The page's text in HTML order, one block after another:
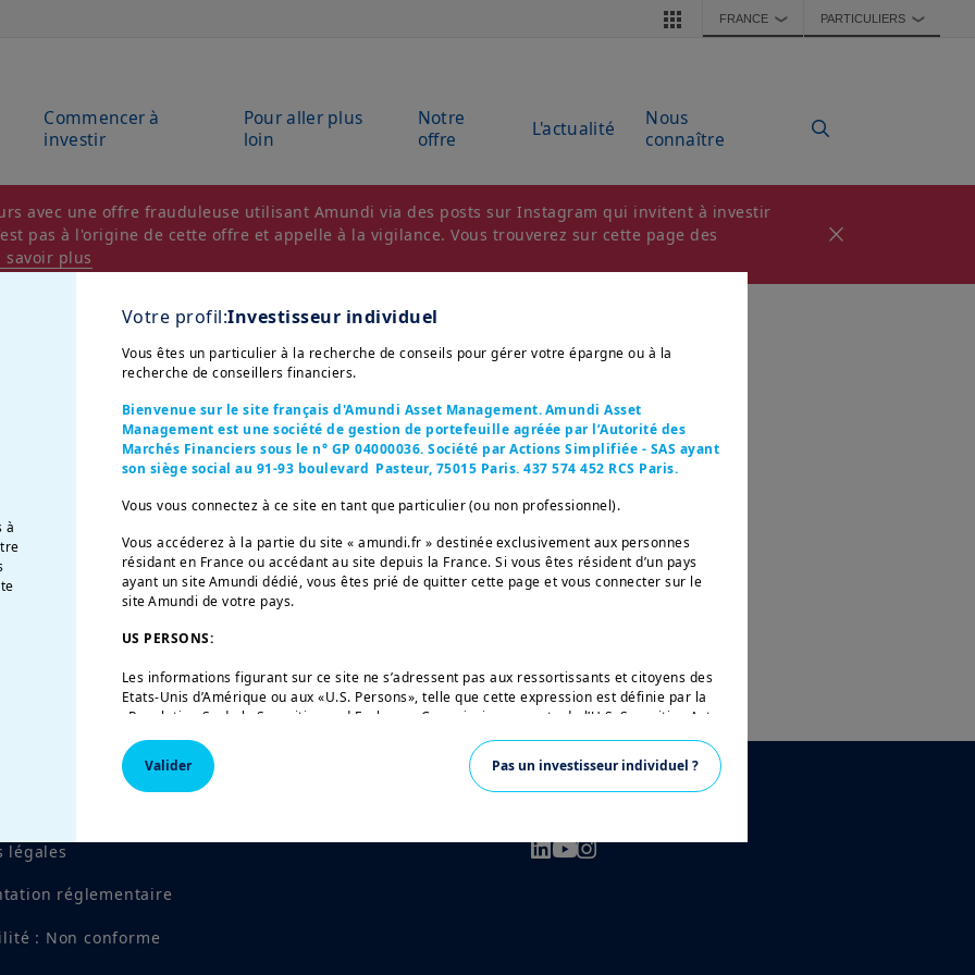
FRANCE ❯ PARTICULIERS ❯
Commencer à
investir
Pour aller plus
loin
Notre
offre
L'actualité
Nous
connaître
avec une offre frauduleuse utilisant Amundi via des posts sur Instagram qui invitent à investir
pas à l'origine de cette offre et appelle à la vigilance. Vous trouverez sur cette page des
savoir plus
à
Votre profil:Investisseur individuel
Vous êtes un particulier à la recherche de conseils pour gérer votre épargne ou à la
recherche de conseillers financiers.
Bienvenue sur le site français d'Amundi Asset Management. Amundi Asset
Management est une société de gestion de portefeuille agréée par l’Autorité des
Marchés Financiers sous le n° GP 04000036. Société par Actions Simplifiée - SAS ayant
son siège social au 91-93 boulevard Pasteur, 75015 Paris. 437 574 452 RCS Paris.
Vous vous connectez à ce site en tant que particulier (ou non professionnel).
Vous accéderez à la partie du site « amundi.fr » destinée exclusivement aux personnes
résidant en France ou accédant au site depuis la France. Si vous êtes résident d’un pays
ayant un site Amundi dédié, vous êtes prié de quitter cette page et vous connecter sur le
site Amundi de votre pays.
US PERSONS:
Les informations figurant sur ce site ne s’adressent pas aux ressortissants et citoyens des
Etats-Unis d’Amérique ou aux «U.S. Persons», telle que cette expression est définie par la
«Regulation S» de la Securities and Exchange Commission en vertu de l’U.S. Securities Act
de 1933, qui vise notamment toute personne physique résidant aux Etats-Unis d’Amérique
et toute entité ou société organisée ou enregistrée en vertu de la réglementation
américaine. Si vous êtes une « U.S. Person », vous n’êtes pas autorisé à accéder à ce site et
vous êtes invité à vous connecter sur
leurs produits autorisés à la commercialisation en France. Aucune information contenue
conseil en investissement de la part d’Amundi Asset Management ou de ses sociétés
Amundi Asset Management vous informe que les informations sur les produits figurant sur
Valider Pas un investisseur individuel ?
légales
réglementaire
: Non conforme